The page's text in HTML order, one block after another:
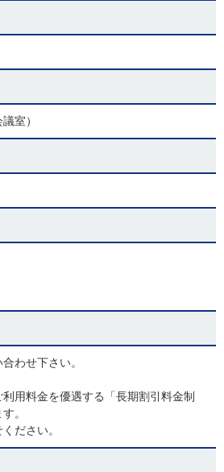
室）
わせ下さい。
用料金を優遇する「長期割引料金制
。
ださい。